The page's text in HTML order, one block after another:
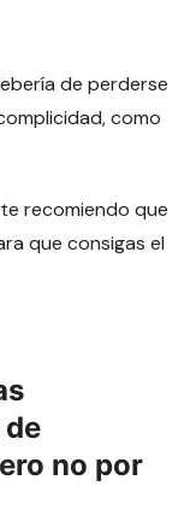
de perderse
como
recomiendo que
que consigas el
no por